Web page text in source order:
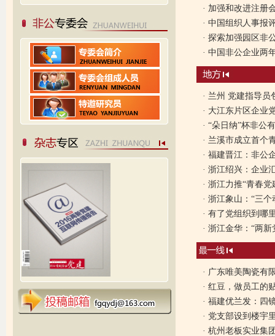
· 加强和改进注册
· 中国组织人事报
· 探索加强园区非
· 中国非公企业两
· 兰州 党建指导员
· 大江东片区企业
· “朵日纳”杯非公
· 兰溪市成立首个
· 福建晋江：非公
· 浙江绍兴：企业
· 浙江力推“青春
· 浙江象山：“三
· 有了党组织到哪
· 浙江金华：“两新
· 广东唯美陶瓷有
· 红豆，做员工的
· 福建优兰发：四
· 党支部设到楼宇
· 杭州老板实业集